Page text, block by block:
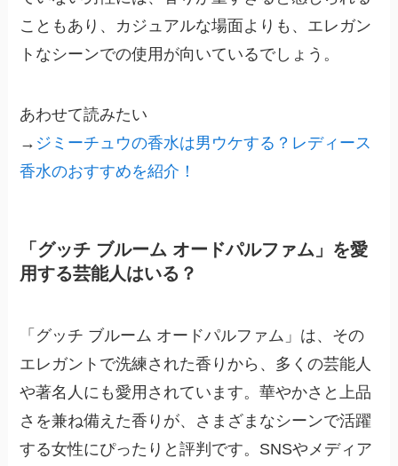
こともあり、カジュアルな場面よりも、エレガン
トなシーンでの使用が向いているでしょう。
あわせて読みたい
→ ジミーチュウの香水は男ウケする？レディース
香水のおすすめを紹介！
「グッチ ブルーム オードパルファム」を愛
用する芸能人はいる？
「グッチ ブルーム オードパルファム」は、その
エレガントで洗練された香りから、多くの芸能人
や著名人にも愛用されています。華やかさと上品
さを兼ね備えた香りが、さまざまなシーンで活躍
する女性にぴったりと評判です。SNSやメディア